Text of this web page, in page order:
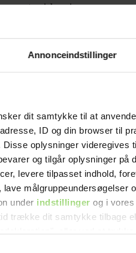
Annonceindstillinger
dit samtykke til at
ID og din browser til
oplysninger videregives
og tilgår oplysninger på
levere tilpasset indhold,
lave målgruppeundersøgelser
under indstillinger og i vores
trække dit samtykke tilbage
siden jeres
gang lå i jeres
og ben og
er gået
kan det som
med.
ske meget:
begynder at
grad vende sig
Og midt i alt
vil jeres barn have
omsorg og